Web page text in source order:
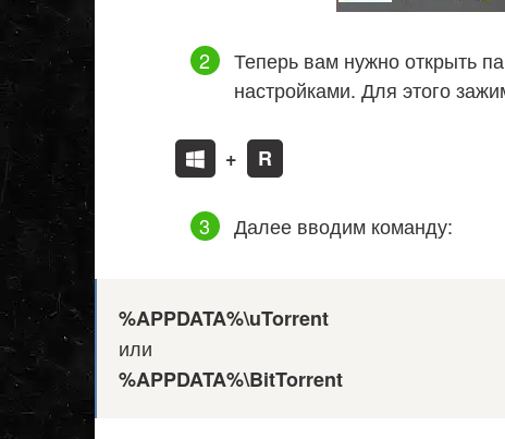
Теперь вам нужно открыть
настройками. Для этого
+ R
Далее вводим команду:
%APPDATA%\uTorrent
или
%APPDATA%\BitTorrent